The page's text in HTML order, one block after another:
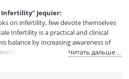
Infertility" Jequier:
on infertility, few devote themselves
Infertility is a practical and clinical
balance by increasing awareness of
of infertility in the male.Читать дальше…